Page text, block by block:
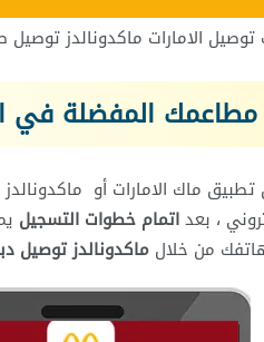
الامارات ماكدونالدز توصيل
المفضلة في
تطبيق ماك الامارات أو
، بعداتمام خطوات التسجيل
من خلال ماكدونالدز توصيل